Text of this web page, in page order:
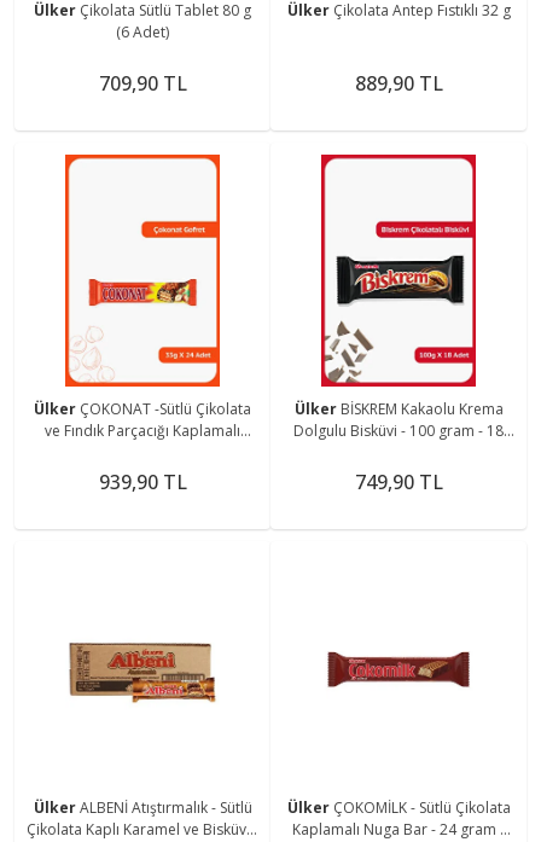
Ülker Çikolata Sütlü Tablet 80 g
(6 Adet)
709,90 TL
Ülker Çikolata Antep Fıstıklı 32 g
889,90 TL
Ülker ÇOKONAT -Sütlü Çikolata
ve Fındık Parçacığı Kaplamalı
24 Adet
939,90 TL
Ülker BİSKREM Kakaolu Krema
Dolgulu Bisküvi - 100 gram - 18
749,90 TL
ÜlkerALBENİ Atıştırmalık - Sütlü
Çikolata Kaplı Karamel ve Bisküvi -
Ülker ÇOKOMİLK - Sütlü Çikolata
Kaplamalı Nuga Bar - 24 gram -